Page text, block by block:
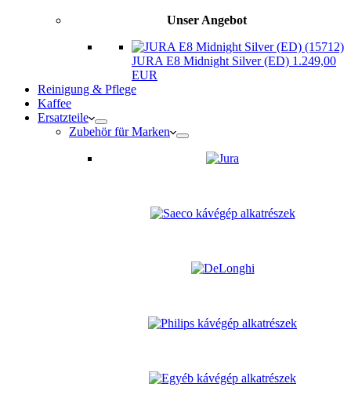
Unser Angebot
JURA E8 Midnight Silver (ED) 1.249,00
EUR
Reinigung & Pflege
Kaffee
Ersatzteile
Zubehör für Marken